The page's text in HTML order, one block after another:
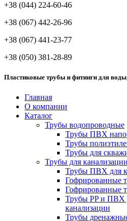
+38 (044) 224-60-46
+38 (067) 442-26-96
+38 (067) 441-23-77
+38 (050) 381-28-89
Пластиковые трубы и фитинги для
Главная
О компании
Каталог
Трубы водопроводные
Трубы ПВХ
Трубы
Трубы для
Трубы для канализации
Трубы ПВХ для
Гофрированные
Гофрированные
Трубы PP и ПВХ
канализации
Трубы